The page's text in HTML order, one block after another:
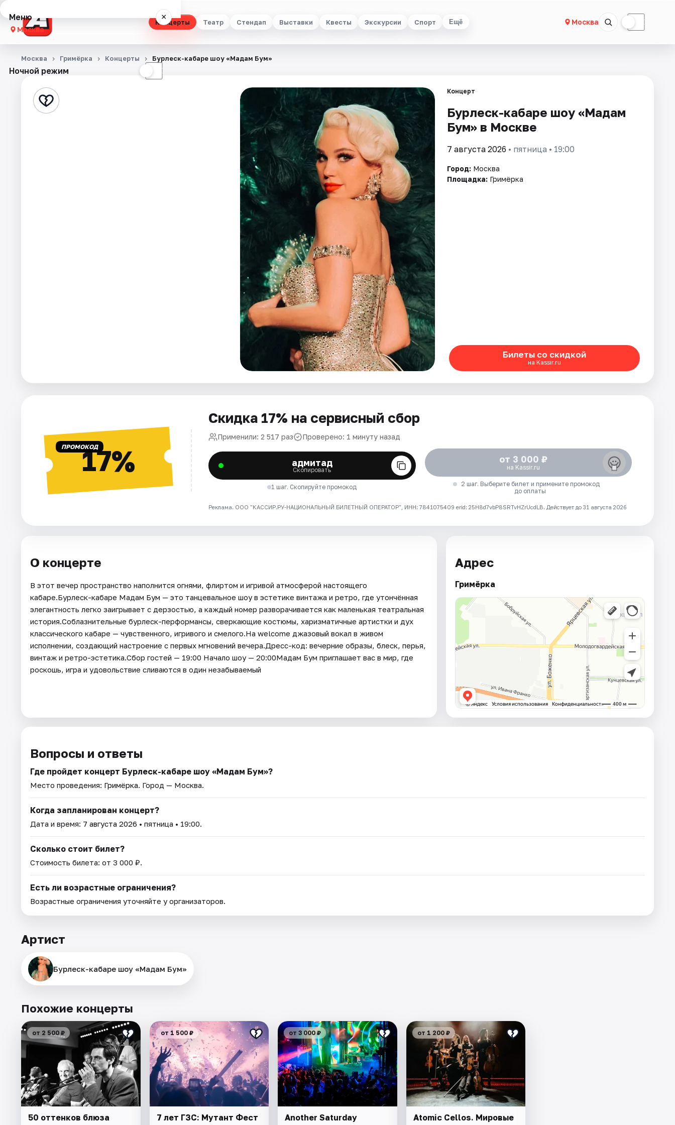
Концерты Театр Стендап Выставки Квесты Экскурсии Спорт Ещё Москва ☾
Меню ×
Москва
Концерты
Стендап
Ночной режим ☾
Москва Гримёрка Концерты Бурлеск-кабаре шоу «Мадам Бум»
Концерт
Бурлеск-кабаре шоу «Мадам
Бум» в Москве
7 августа 2026 • пятница • 19:00
Город: Москва
Площадка: Гримёрка
Билеты со скидкой
на Kassir.ru
ПРОМОКОД17%
Скидка 17% на сервисный сбор
Применили: 2 517 раз Проверено: 1 минуту назад
адмитад
Скопировать
1 шаг. Скопируйте промокод
от 3 000 ₽
на Kassir.ru
2 шаг. Выберите билет и примените промокод
до оплаты
Реклама. ООО "КАССИР.РУ-НАЦИОНАЛЬНЫЙ БИЛЕТНЫЙ ОПЕРАТОР", ИНН: 7841075409 erid: 25H8d7vbP8SRTvHZrUcdLB. Действует до 31 августа 2026
О концерте
В этот вечер пространство наполнится огнями, флиртом и игривой атмосферой настоящего
кабаре.Бурлеск-кабаре Мадам Бум — это танцевальное шоу в эстетике винтажа и ретро, где утончённая
элегантность легко заигрывает с дерзостью, а каждый номер разворачивается как маленькая театральная
история.Соблазнительные бурлеск-перформансы, сверкающие костюмы, харизматичные артистки и дух
классического кабаре — чувственного, игривого и смелого.На welcome джазовый вокал в живом
исполнении, создающий настроение с первых мгновений вечера.Дресс-код: вечерние образы, блеск, перья,
винтаж и ретро-эстетика.Сбор гостей — 19:00 Начало шоу — 20:00Мадам Бум приглашает вас в мир, где
роскошь, игра и удовольствие сливаются в один незабываемый
Адрес
Гримёрка
Вопросы и ответы
Где пройдет концерт Бурлеск-кабаре шоу «Мадам Бум»?
Место проведения: Гримёрка. Город — Москва.
Когда запланирован концерт?
Дата и время: 7 августа 2026 • пятница • 19:00.
Сколько стоит билет?
Стоимость билета: от 3 000 ₽.
Есть ли возрастные ограничения?
Возрастные ограничения уточняйте у организаторов.
Артист
Бурлеск-кабаре шоу «Мадам Бум»
Похожие концерты
от 2 500 ₽
50 оттенков блюза
от 1 500 ₽
7 лет ГЗС: Мутант Фест
от 3 000 ₽
Another Saturday
от 1 200 ₽
Atomic Cellos. Мировые